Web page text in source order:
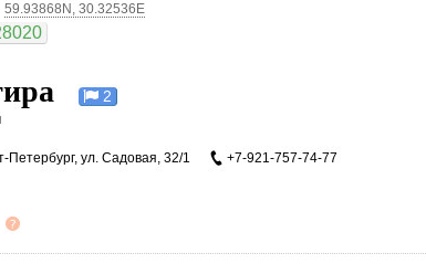
59.93868N, 30.32536E
2
Петербург, ул. Садовая, 32/1 +7-921-757-74-77